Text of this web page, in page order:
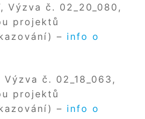
Výzva č. 02_20_080,
projektů
– info o
Výzva č. 02_18_063,
projektů
– info o